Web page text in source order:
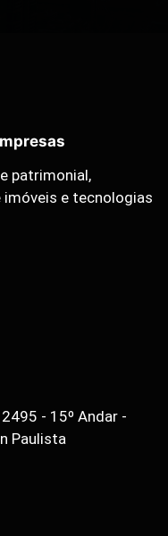
patrimonial,
imóveis e tecnologias
- 15º Andar -
Paulista